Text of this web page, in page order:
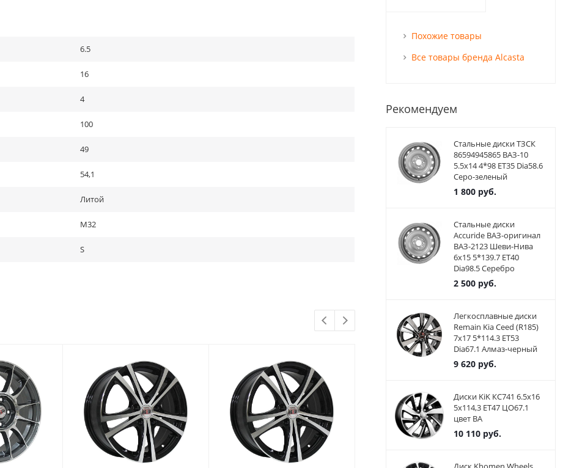
6.5
16
4
100
49
54,1
Литой
M32
S
Похожие товары
Все товары бренда Alcasta
Рекомендуем
Стальные диски ТЗСК
86594945865 ВАЗ-10
5.5x14 4*98 ET35 Dia58.6
Серо-зеленый
1 800руб.
Стальные диски
Accuride ВАЗ-оригинал
ВАЗ-2123 Шеви-Нива
6x15 5*139.7 ET40
Dia98.5 Серебро
2 500руб.
Легкосплавные диски
Remain Kia Ceed (R185)
7x17 5*114.3 ET53
Dia67.1 Алмаз-черный
9 620руб.
Диски KiK КС741 6.5x16
5x114,3 ET47 ЦО67.1
цвет BA
10 110руб.